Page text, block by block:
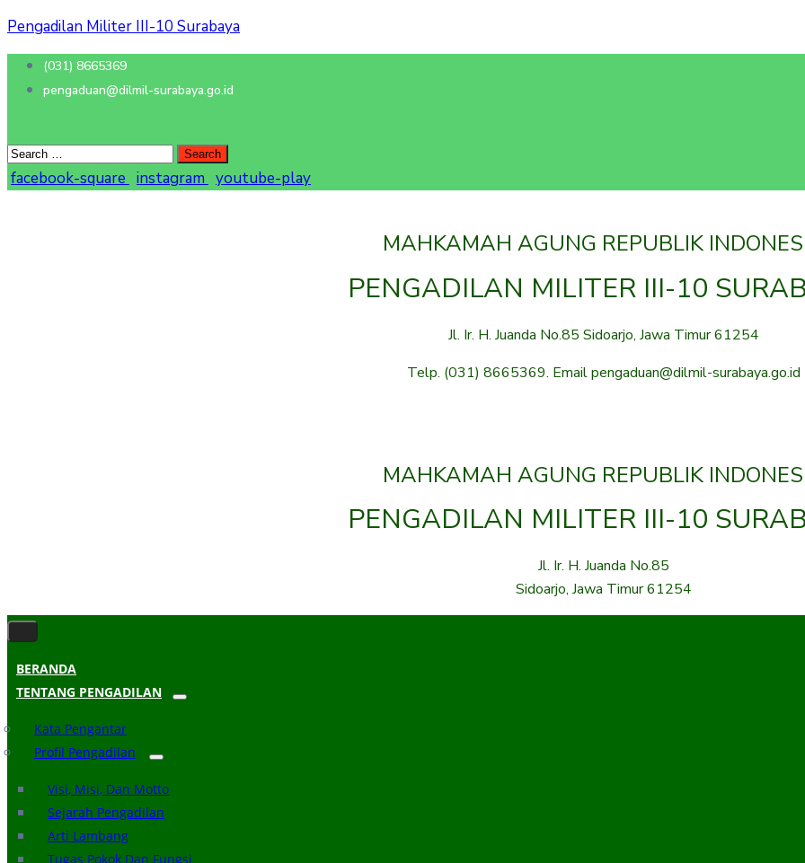
Pengadilan Militer III-10 Surabaya
(031) 8665369
pengaduan@dilmil-surabaya.go.id
facebook-square instagram youtube-play
MAHKAMAH AGUNG REPUBLIK
PENGADILAN MILITER III-10
Jl. Ir. H. Juanda No.85 Sidoarjo, Jawa Timur 61254
Telp. (031) 8665369. Email pengaduan@dilmil-surabaya.go.id
MAHKAMAH AGUNG REPUBLIK
PENGADILAN MILITER III-10
Jl. Ir. H. Juanda No.85
Sidoarjo, Jawa Timur 61254
BERANDA
TENTANG PENGADILAN
Kata Pengantar
Profil Pengadilan
Visi, Misi, Dan Motto
Sejarah Pengadilan
Arti Lambang
Tugas Pokok Dan Fungsi